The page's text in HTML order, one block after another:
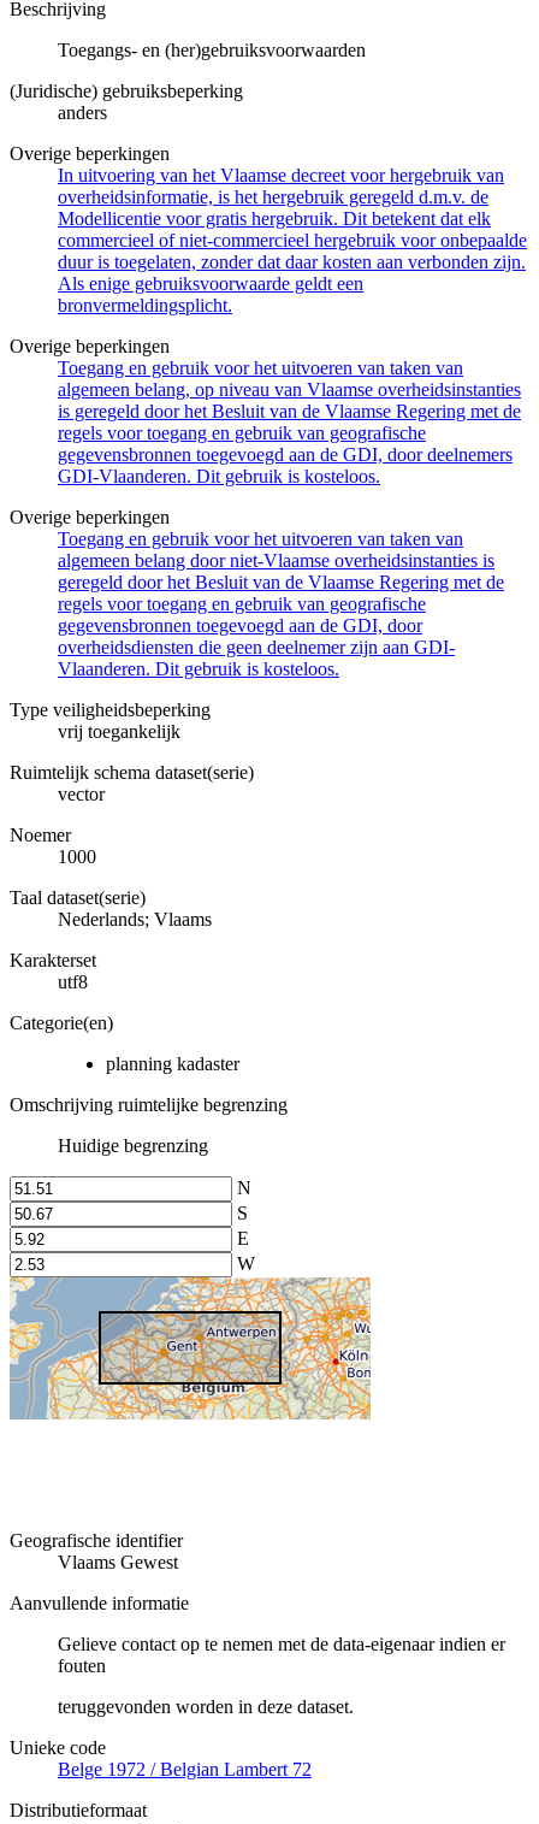
Beschrijving
Toegangs- en (her)gebruiksvoorwaarden
(Juridische) gebruiksbeperking
anders
Overige beperkingen
In uitvoering van het Vlaamse decreet voor hergebruik van
overheidsinformatie, is het hergebruik geregeld d.m.v. de
Modellicentie voor gratis hergebruik. Dit betekent dat elk
commercieel of niet-commercieel hergebruik voor onbepaalde
duur is toegelaten, zonder dat daar kosten aan verbonden zijn.
Als enige gebruiksvoorwaarde geldt een
bronvermeldingsplicht.
Overige beperkingen
Toegang en gebruik voor het uitvoeren van taken van
algemeen belang, op niveau van Vlaamse overheidsinstanties
is geregeld door het Besluit van de Vlaamse Regering met de
regels voor toegang en gebruik van geografische
gegevensbronnen toegevoegd aan de GDI, door deelnemers
GDI-Vlaanderen. Dit gebruik is kosteloos.
Overige beperkingen
Toegang en gebruik voor het uitvoeren van taken van
algemeen belang door niet-Vlaamse overheidsinstanties is
geregeld door het Besluit van de Vlaamse Regering met de
regels voor toegang en gebruik van geografische
gegevensbronnen toegevoegd aan de GDI, door
overheidsdiensten die geen deelnemer zijn aan GDI-
Vlaanderen. Dit gebruik is kosteloos.
Type veiligheidsbeperking
vrij toegankelijk
Ruimtelijk schema dataset(serie)
vector
Noemer
1000
Taal dataset(serie)
Nederlands; Vlaams
Karakterset
utf8
Categorie(en)
planning kadaster
Omschrijving ruimtelijke begrenzing
Huidige begrenzing
N
S
E
W
Geografische identifier
Vlaams Gewest
Aanvullende informatie
Gelieve contact op te nemen met de data-eigenaar indien er
fouten
teruggevonden worden in deze dataset.
Unieke code
Belge 1972 / Belgian Lambert 72
Distributieformaat